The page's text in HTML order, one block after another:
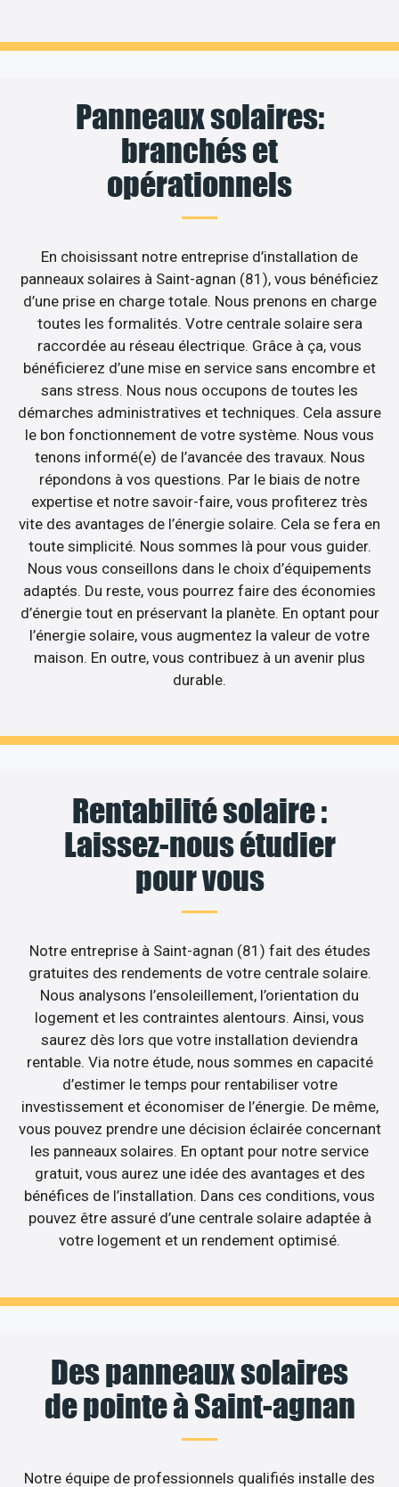
Panneaux solaires:
branchés et
opérationnels
En choisissant notre entreprise d’installation de
panneaux solaires à Saint-agnan (81), vous bénéficiez
d’une prise en charge totale. Nous prenons en charge
toutes les formalités. Votre centrale solaire sera
raccordée au réseau électrique. Grâce à ça, vous
bénéficierez d’une mise en service sans encombre et
sans stress. Nous nous occupons de toutes les
démarches administratives et techniques. Cela assure
le bon fonctionnement de votre système. Nous vous
tenons informé(e) de l’avancée des travaux. Nous
répondons à vos questions. Par le biais de notre
expertise et notre savoir-faire, vous profiterez très
vite des avantages de l’énergie solaire. Cela se fera en
toute simplicité. Nous sommes là pour vous guider.
Nous vous conseillons dans le choix d’équipements
adaptés. Du reste, vous pourrez faire des économies
d’énergie tout en préservant la planète. En optant pour
l’énergie solaire, vous augmentez la valeur de votre
maison. En outre, vous contribuez à un avenir plus
durable.
Rentabilité solaire :
Laissez-nous étudier
pour vous
Notre entreprise à Saint-agnan (81) fait des études
gratuites des rendements de votre centrale solaire.
Nous analysons l’ensoleillement, l’orientation du
logement et les contraintes alentours. Ainsi, vous
saurez dès lors que votre installation deviendra
rentable. Via notre étude, nous sommes en capacité
d’estimer le temps pour rentabiliser votre
investissement et économiser de l’énergie. De même,
vous pouvez prendre une décision éclairée concernant
les panneaux solaires. En optant pour notre service
gratuit, vous aurez une idée des avantages et des
bénéfices de l’installation. Dans ces conditions, vous
pouvez être assuré d’une centrale solaire adaptée à
votre logement et un rendement optimisé.
Des panneaux solaires
de pointe à Saint-agnan
Notre équipe de professionnels qualifiés installe des